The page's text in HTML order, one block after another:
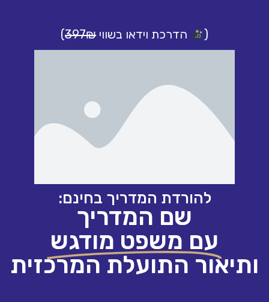
( הדרכת וידאו בשווי 397₪
)
להורדת המדריך בחינם:
שם המדריך
עם משפט מודגש
ותיאור התועלת המרכזית